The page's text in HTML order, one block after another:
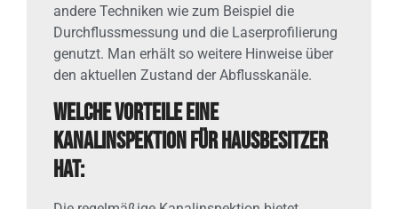
andere Techniken wie zum Beispiel die
Durchflussmessung und die Laserprofilierung
genutzt. Man erhält so weitere Hinweise über
den aktuellen Zustand der Abflusskanäle.
Welche Vorteile eine
Kanalinspektion für Hausbesitzer
hat: